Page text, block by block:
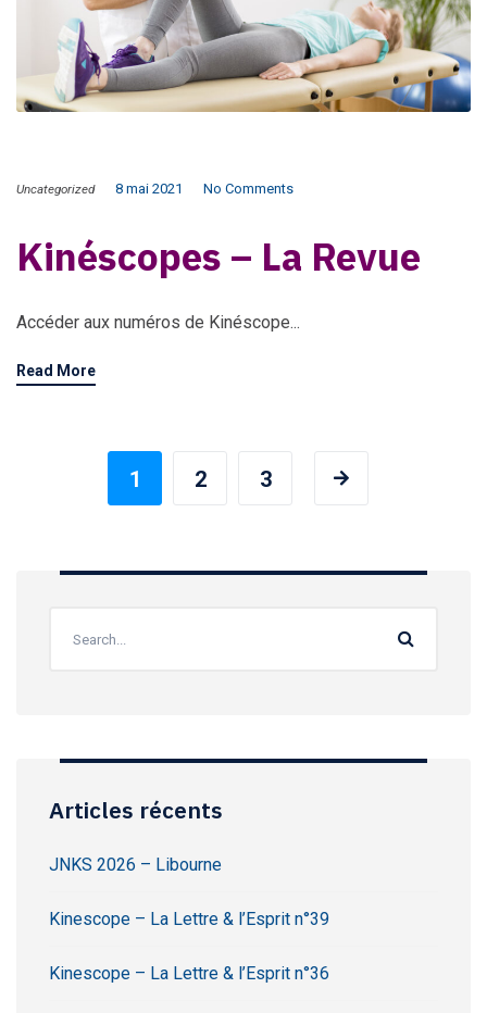
Uncategorized 8 mai 2021 No Comments
Kinéscopes – La Revue
Accéder aux numéros de Kinéscope...
Read More
1 2 3
Articles récents
JNKS 2026 – Libourne
Kinescope – La Lettre & l’Esprit n°39
Kinescope – La Lettre & l’Esprit n°36